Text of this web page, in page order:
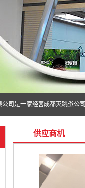
供应商机